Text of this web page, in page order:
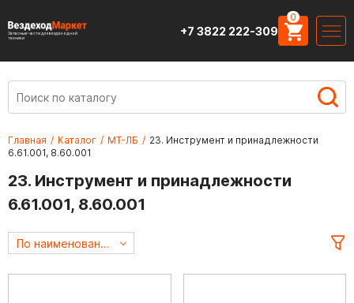
Запасные части для вездеходной
техники
+7 3822 222-309
0
Главная / Каталог / МТ-ЛБ / 23. Инструмент и принадлежности
6.61.001, 8.60.001
23. Инструмент и принадлежности
6.61.001, 8.60.001
По наименованию А->Я